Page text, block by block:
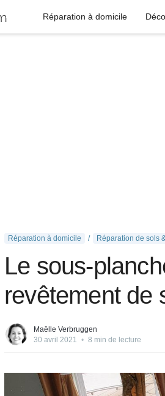
Réparation à domicile
Réparation à domicile Réparation de sols
Le sous-
revêtement de
Maëlle Verbruggen
30 avril 2021 • 8 min de lecture